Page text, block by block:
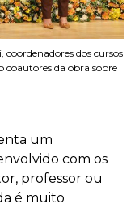
coordenadores dos cursos
coautores da obra sobre
um
com os
professor ou
é muito